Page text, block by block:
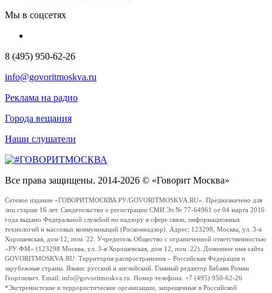
Мы в соцсетях
8 (495) 950-62-26
info@govoritmoskva.ru
Реклама на радио
Города вещания
Наши слушатели
Все права защищены. 2014-2026 © «Говорит Москва»
Сетевое издание «ГОВОРИТМОСКВА.РУ/GOVORITMOSKVA.RU». Предназначено для
лиц старше 16 лет. Свидетельство о регистрации СМИ Эл № 77-64961 от 04 марта 2016
года выдано Федеральной службой по надзору в сфере связи, информационных
технологий и массовых коммуникаций (Роскомнадзор). Адрес: 123298, Москва, ул. 3-я
Хорошевская, дом 12, пом. 22. Учредитель Общество с ограниченной ответственностью
«РУ ФМ» (123298 Москва, ул. 3-я Хорошевская, дом 12, пом. 22). Доменное имя сайта
GOVORITMOSKVA.RU. Территория распространения – Российская Федерация и
зарубежные страны. Языки: русский и английский. Главный редактор Бабаян Роман
Георгиевич. Email: info@govoritmoskva.ru. Номер телефона: +7 (495) 950-62-26
*Экстремистские и террористические организации, запрещенные в Российской